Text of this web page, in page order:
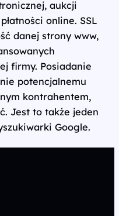
aukcji
online. SSL
danej strony www,
firmy. Posiadanie
potencjalnemu
kontrahentem,
Jest to także jeden
Google.